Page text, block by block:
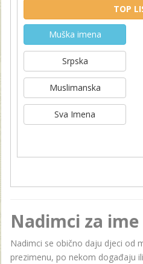
TOP
Muška imena
Srpska
Muslimanska
Sva Imena
Nadimci za ime
Nadimci se obično daju djeci od
prezimenu, po nekom događaju